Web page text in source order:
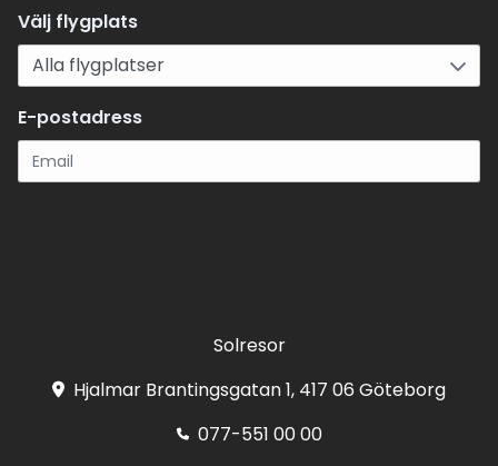
Välj flygplats
E-postadress
Solresor
Hjalmar Brantingsgatan 1, 417 06 Göteborg
077-551 00 00